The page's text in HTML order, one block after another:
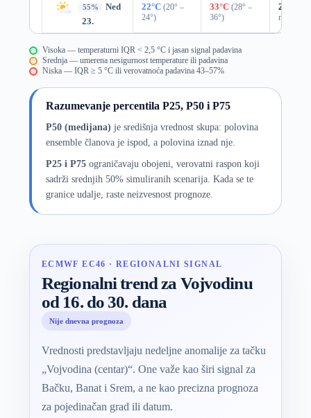
55%
Ned
23.
22°C (20° –
24°)
33°C (28° –
36°)
25%
mm)
Visoka — temperaturni IQR < 2,5 °C i jasan signal padavina
Srednja — umerena nesigurnost temperature ili padavina
Niska — IQR ≥ 5 °C ili verovatnoća padavina 43–57%
Razumevanje percentila P25, P50 i P75
P50 (medijana) je središnja vrednost skupa: polovina
ensemble članova je ispod, a polovina iznad nje.
P25 i P75ograničavaju obojeni, verovatni raspon koji
sadrži srednjih 50% simuliranih scenarija. Kada se te
granice udalje, raste neizvesnost prognoze.
ECMWF EC46 · REGIONALNI SIGNAL
Regionalni trend za Vojvodinu
od 16. do 30. dana
Nije dnevna prognoza
Vrednosti predstavljaju nedeljne anomalije za tačku
„Vojvodina (centar)“. One važe kao širi signal za
Bačku, Banat i Srem, a ne kao precizna prognoza
za pojedinačan grad ili datum.